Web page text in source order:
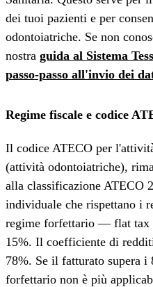
dei tuoi pazienti e per
odontoiatriche. Se non
nostra guida al Sistema
passo-passo all'invio dei
Regime fiscale e codice
Il codice ATECO per
(attività odontoiatriche),
alla classificazione ATECO
individuale che rispettano i
regime forfettario — flat tax
15%. Il coefficiente di
78%. Se il fatturato supera
forfettario non è più